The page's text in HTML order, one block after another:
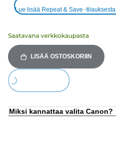
Lue lisää Repeat & Save -tilauksesta
Saatavana verkkokaupasta
LISÄÄ OSTOSKORIIN
Miksi kannattaa valita Canon?